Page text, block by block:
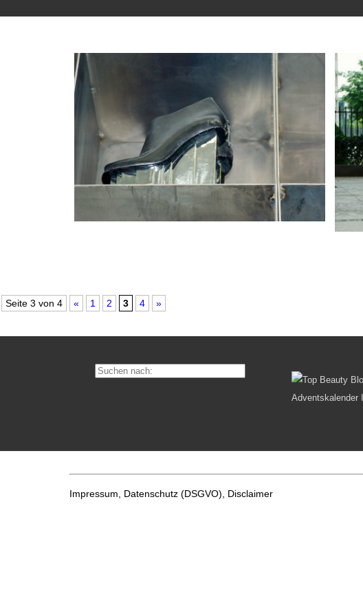
Seite 3 von 4 « 1 2 3 4 »
Impressum, Datenschutz (DSGVO), Disclaimer